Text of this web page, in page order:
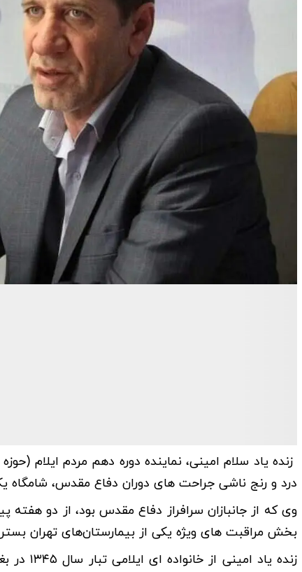
زنده یاد سلام امینی، نماینده دوره دهم مردم ایلام
درد و رنج ناشی جراحت های دوران دفاع مقدس، شامگاه
وی که از جانبازان سرافراز دفاع مقدس بود، از دو
بخش مراقبت های ویژه یکی از بیمارستان‌های تهران
زنده